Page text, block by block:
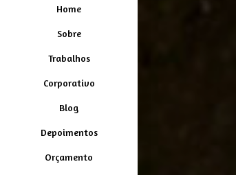
Home
Sobre
Trabalhos
Corporativo
Blog
Depoimentos
Orçamento